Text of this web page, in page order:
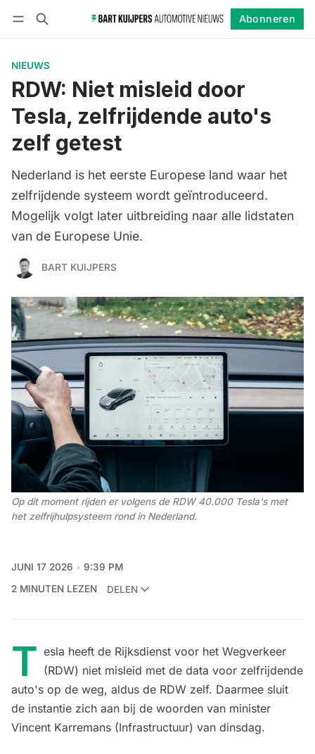
Abonneren
NIEUWS
RDW: Niet misleid door
Tesla, zelfrijdende auto's
zelf getest
Nederland is het eerste Europese land waar het
zelfrijdende systeem wordt geïntroduceerd.
Mogelijk volgt later uitbreiding naar alle lidstaten
van de Europese Unie.
BART KUIJPERS
Op dit moment rijden er volgens de RDW 40.000 Tesla's met
het zelfrijhulpsysteem rond in Nederland.
JUNI 17 2026
9:39 PM
2 MINUTEN LEZEN
DELEN
T esla heeft de Rijksdienst voor het Wegverkeer
(RDW) niet misleid met de data voor zelfrijdende
auto's op de weg, aldus de RDW zelf. Daarmee sluit
de instantie zich aan bij de woorden van minister
Vincent Karremans (Infrastructuur) van dinsdag.